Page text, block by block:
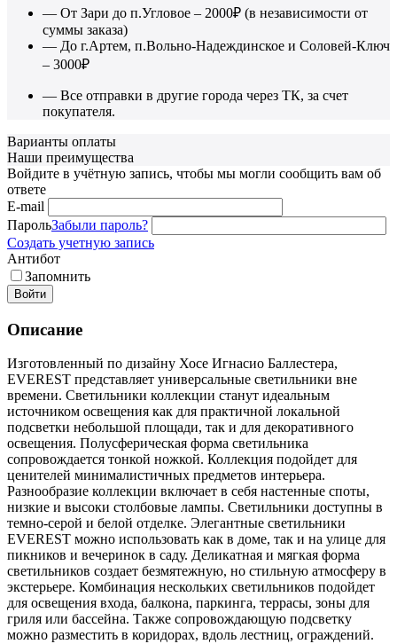
— От Зари до п.Угловое – 2000₽ (в независимости от
суммы заказа)
— До г.Артем, п.Вольно-Надеждинское и Соловей-Ключ
– 3000₽
— Все отправки в другие города через ТК, за счет
покупателя.
Варианты оплаты
Наши преимущества
Войдите в учётную запись, чтобы мы могли сообщить вам об
ответе
E-mail
ПарольЗабыли пароль?
Создать учетную запись
Антибот
Запомнить
Войти
Описание
Изготовленный по дизайну Хосе Игнасио Баллестера,
EVEREST представляет универсальные светильники вне
времени. Светильники коллекции станут идеальным
источником освещения как для практичной локальной
подсветки небольшой площади, так и для декоративного
освещения. Полусферическая форма светильника
сопровождается тонкой ножкой. Коллекция подойдет для
ценителей минималистичных предметов интерьера.
Разнообразие коллекции включает в себя настенные споты,
низкие и высоки столбовые лампы. Светильники доступны в
темно-серой и белой отделке. Элегантные светильники
EVEREST можно использовать как в доме, так и на улице для
пикников и вечеринок в саду. Деликатная и мягкая форма
светильников создает безмятежную, но стильную атмосферу в
экстерьере. Комбинация нескольких светильников подойдет
для освещения входа, балкона, паркинга, террасы, зоны для
гриля или бассейна. Также сопровождающую подсветку
можно разместить в коридорах, вдоль лестниц, ограждений.